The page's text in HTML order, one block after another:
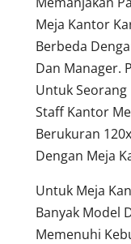
Meja Kantor
Berbeda
Dan Manager.
Untuk
Staff Kantor
Berukuran
Dengan Meja
Untuk Meja
Banyak Model
Memenuhi